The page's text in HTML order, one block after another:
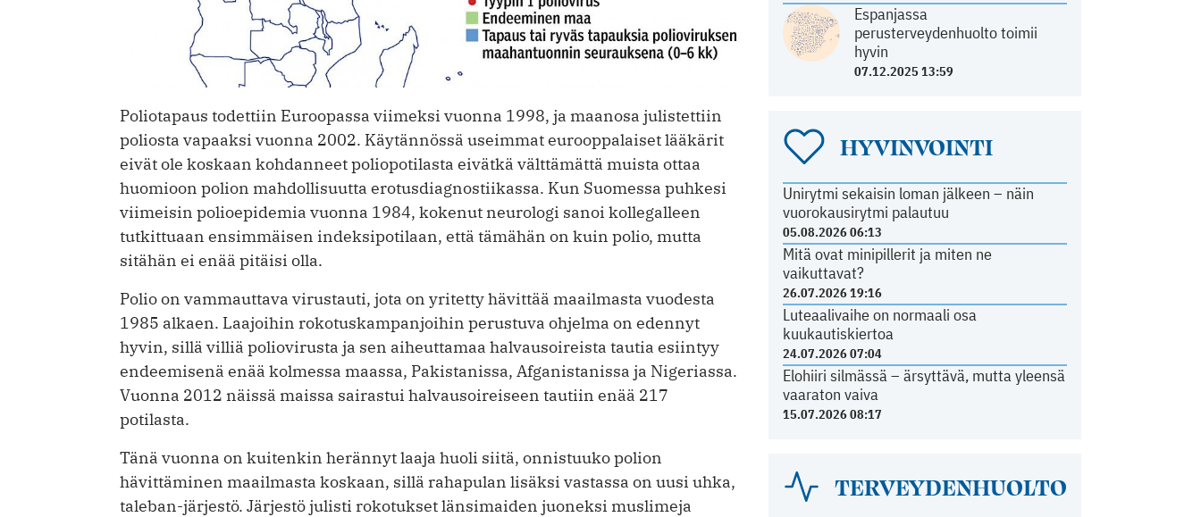
Espanjassa
perusterveydenhuolto toimii
hyvin
07.12.2025 13:59
HYVINVOINTI
Unirytmi sekaisin loman jälkeen – näin
vuorokausirytmi palautuu
05.08.2026 06:13
Mitä ovat minipillerit ja miten ne
vaikuttavat?
26.07.2026 19:16
Luteaalivaihe on normaali osa
kuukautiskiertoa
24.07.2026 07:04
Elohiiri silmässä – ärsyttävä, mutta yleensä
vaaraton vaiva
15.07.2026 08:17
TERVEYDENHUOLTO
Poliotapaus todettiin Euroopassa viimeksi vuonna 1998, ja maanosa julistettiin
po­liosta vapaaksi vuonna 2002. Käytännössä ­useimmat eurooppalaiset lääkärit
eivät ole koskaan kohdanneet poliopotilasta eivätkä välttämättä muista ottaa
huomioon po­lion mahdollisuutta erotusdiagnostiikassa. Kun Suomessa puhkesi
viimeisin polio­epidemia vuonna 1984, kokenut neurologi sanoi kollegalleen
tutkittuaan ensimmäisen indeksipotilaan, että tämähän on kuin polio, mutta
sitähän ei enää pitäisi olla.
Polio on vammauttava virustauti, jota on yritetty hävittää maailmasta vuodesta
1985 alkaen. Laajoihin rokotuskampanjoihin perustuva ohjelma on edennyt
hyvin, sillä villiä poliovirusta ja sen aiheuttamaa halvausoireista tautia esiintyy
endeemisenä enää kolmessa maassa, Pakistanissa, Afganistanissa ja Nige­riassa.
Vuonna 2012 näissä maissa sairastui halvaus­oireiseen tautiin enää 217
potilasta.
Tänä vuonna on kuitenkin herännyt laaja huoli siitä, onnistuuko polion
hävittäminen maailmasta koskaan, sillä rahapulan lisäksi vastassa on uusi uhka,
taleban-järjestö. Järjestö julisti rokotukset länsimaiden juoneksi muslimeja